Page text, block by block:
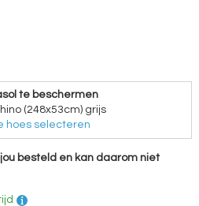
te beschermen
(248x53cm) grijs
hoes selecteren
besteld en kan daarom niet